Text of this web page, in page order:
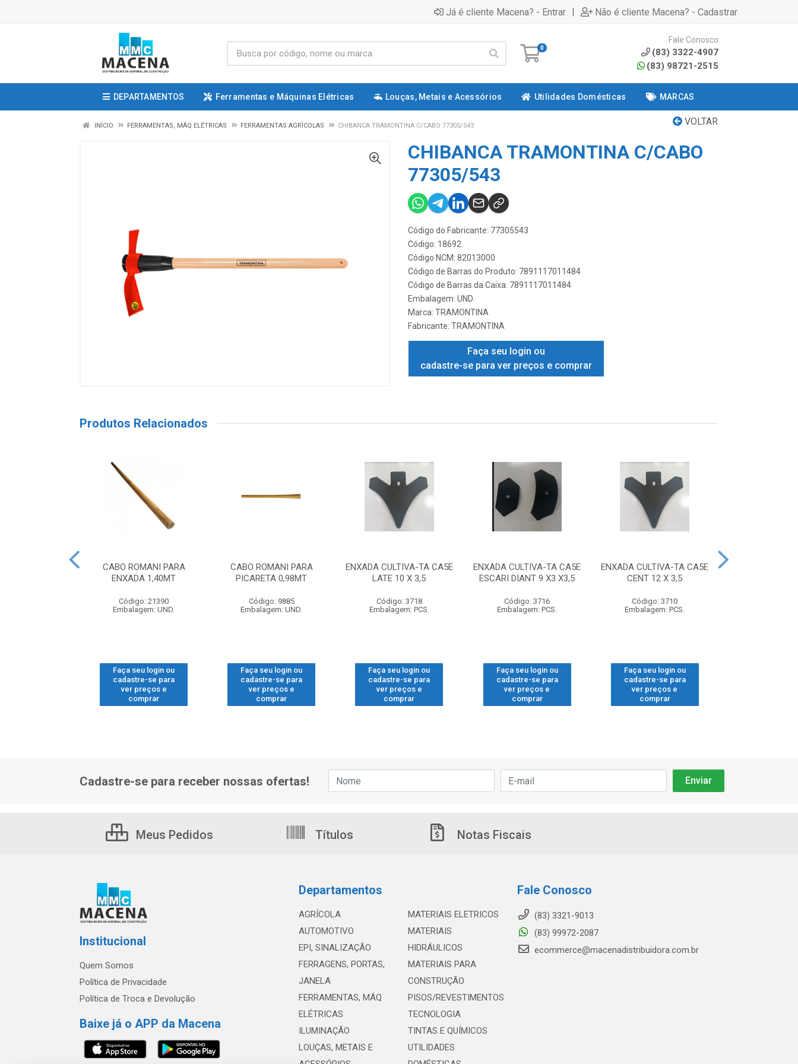
Já é cliente Macena? - Entrar | Não é cliente Macena? - Cadastrar
0
Fale Conosco
(83) 3322-4907
(83) 98721-2515
DEPARTAMENTOS Ferramentas e Máquinas Elétricas Louças, Metais e Acessórios Utilidades Domésticas MARCAS
VOLTAR
INÍCIO FERRAMENTAS, MÁQ ELÉTRICAS FERRAMENTAS AGRÌCOLAS CHIBANCA TRAMONTINA C/CABO 77305/543
CHIBANCA TRAMONTINA C/CABO
77305/543
Código do Fabricante: 77305543
Código: 18692
Código NCM: 82013000
Código de Barras do Produto: 7891117011484
Código de Barras da Caixa: 7891117011484
Embalagem: UND.
Marca: TRAMONTINA
Fabricante: TRAMONTINA
Faça seu login ou
cadastre-se para ver preços e comprar
Produtos Relacionados
CABO ROMANI PARA
ENXADA 1,40MT
Código: 21390
Embalagem: UND.
Faça seu login ou
cadastre-se para
ver preços e
comprar
CABO ROMANI PARA
PICARETA 0,98MT
Código: 9885
Embalagem: UND.
Faça seu login ou
cadastre-se para
ver preços e
comprar
ENXADA CULTIVA-TA CA5E
LATE 10 X 3,5
Código: 3718
Embalagem: PCS.
Faça seu login ou
cadastre-se para
ver preços e
comprar
ENXADA CULTIVA-TA CA5E
ESCARI DIANT 9 X3 X3,5
Código: 3716
Embalagem: PCS.
Faça seu login ou
cadastre-se para
ver preços e
comprar
ENXADA CULTIVA-TA CA5E
CENT 12 X 3,5
Código: 3710
Embalagem: PCS.
Faça seu login ou
cadastre-se para
ver preços e
comprar
Cadastre-se para receber nossas ofertas!
Meus Pedidos Títulos Notas Fiscais
Institucional
Quem Somos
Política de Privacidade
Política de Troca e Devolução
Baixe já o APP da Macena
Departamentos
AGRÍCOLA
AUTOMOTIVO
EPI, SINALIZAÇÃO
FERRAGENS, PORTAS,
JANELA
FERRAMENTAS, MÁQ
ELÉTRICAS
ILUMINAÇÃO
LOUÇAS, METAIS E
MATERIAIS ELETRICOS
MATERIAIS
HIDRÁULICOS
MATERIAIS PARA
CONSTRUÇÃO
PISOS/REVESTIMENTOS
TECNOLOGIA
TINTAS E QUÍMICOS
UTILIDADES
Fale Conosco
(83) 3321-9013
(83) 99972-2087
ecommerce@macenadistribuidora.com.br